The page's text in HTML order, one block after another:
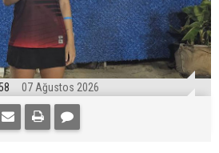
07 Ağustos 2026